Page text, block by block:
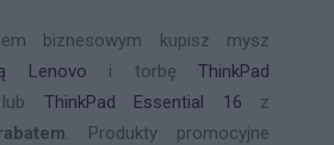
biznesowym kupisz mysz
Lenovo i torbę ThinkPad
ThinkPad Essential 16 z
. Produkty promocyjne